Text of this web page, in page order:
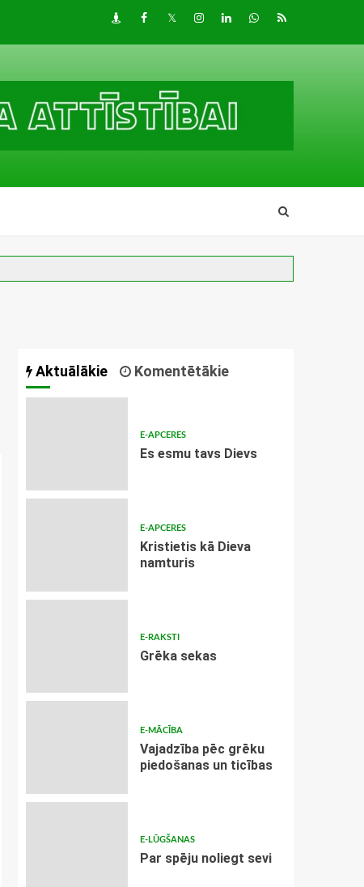
DraugiemFacebook
TwitterInstagram
LinkedInwhatsapp
RSS
Aktuālākie Komentētākie
E-APCERES
Es esmu tavs Dievs
E-APCERES
Kristietis kā Dieva
namturis
E-RAKSTI
Grēka sekas
E-MĀCĪBA
Vajadzība pēc grēku
piedošanas un ticības
E-LŪGŠANAS
Par spēju noliegt sevi